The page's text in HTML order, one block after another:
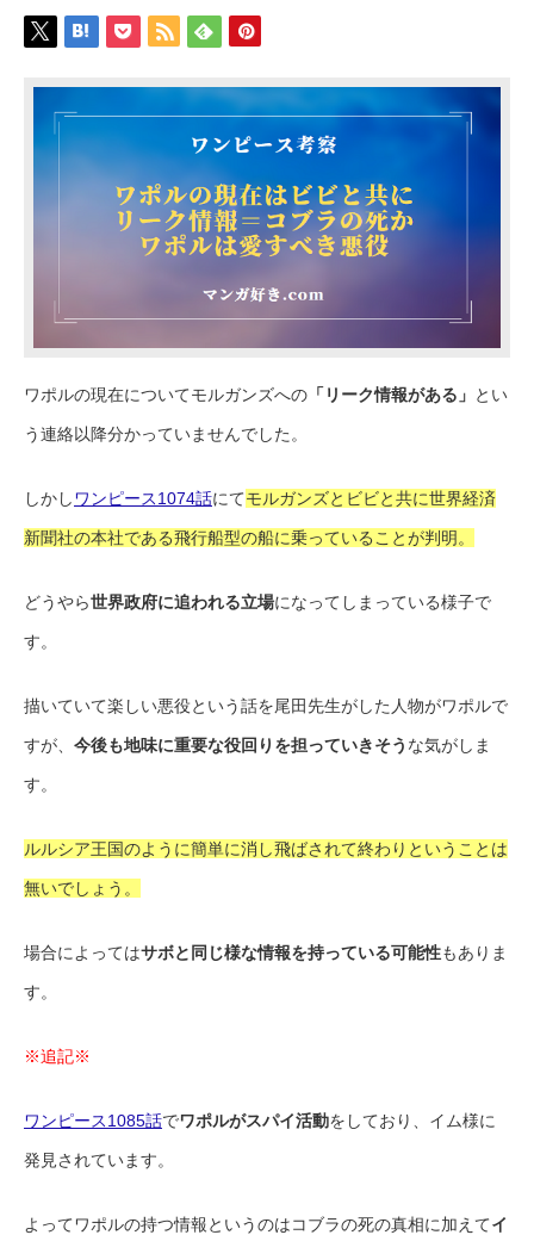
ワポルの現在についてモルガンズへの 「リーク情報がある」 とい
う連絡以降分かっていませんでした。
しかしワンピース1074話にてモルガンズとビビと共に世界経済
新聞社の本社である飛行船型の船に乗っていることが判明。
どうやら世界政府に追われる立場になってしまっている様子で
す。
描いていて楽しい悪役という話を尾田先生がした人物がワポルで
すが、 今後も地味に重要な役回りを担っていきそう な気がしま
す。
ルルシア王国のように簡単に消し飛ばされて終わりということは
無いでしょう。
場合によってはサボと同じ様な情報を持っている可能性もありま
す。
※追記※
ワンピース1085話でワポルがスパイ活動をしており、イム様に
発見されています。
よってワポルの持つ情報というのはコブラの死の真相に加えてイ